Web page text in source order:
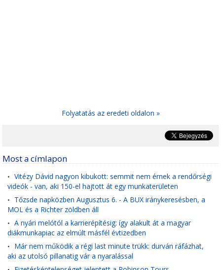
Folyatatás az eredeti oldalon »
Most a címlapon
• Vitézy Dávid nagyon kibukott: semmit nem érnek a rendőrségi
videók - van, aki 150-el hajtott át egy munkaterületen
• Tőzsde napközben Augusztus 6. - A BUX iránykeresésben, a
MOL és a Richter zöldben áll
• A nyári melótól a karrierépítésig: így alakult át a magyar
diákmunkapiac az elmúlt másfél évtizedben
• Már nem működik a régi last minute trükk: durván ráfázhat,
aki az utolsó pillanatig vár a nyaralással